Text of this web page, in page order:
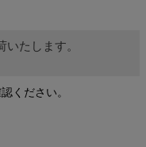
たします。
ください。